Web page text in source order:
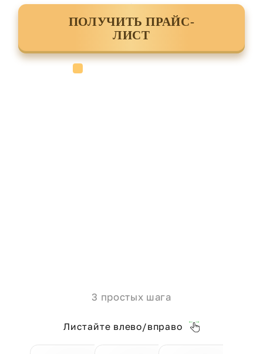
ПОЛУЧИТЬ ПРАЙС-
ЛИСТ
3 простых шага
Листайте влево/вправо